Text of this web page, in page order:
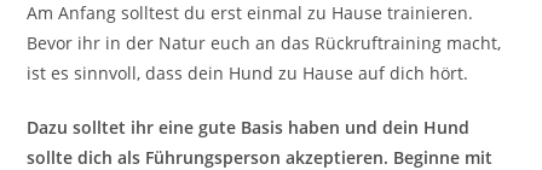
Am Anfang solltest du erst einmal zu Hause trainieren.
Bevor ihr in der Natur euch an das Rückruftraining macht,
ist es sinnvoll, dass dein Hund zu Hause auf dich hört.
Dazu solltet ihr eine gute Basis haben und dein Hund
sollte dich als Führungsperson akzeptieren. Beginne mit